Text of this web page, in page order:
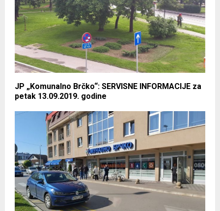
JP „Komunalno Brčko“: SERVISNE INFORMACIJE za
petak 13.09.2019. godine